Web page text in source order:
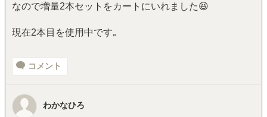
なので増量2本セットをカートにいれました😆
現在2本目を使用中です｡
コメント
わかなひろ